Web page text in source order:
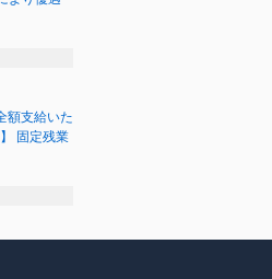
額支給いた
固定残業